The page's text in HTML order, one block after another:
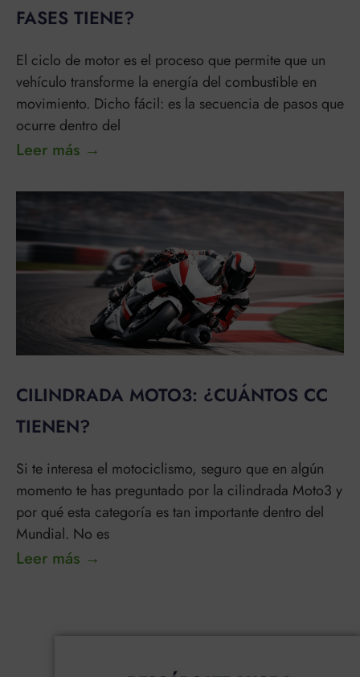
FASES TIENE?
El ciclo de motor es el proceso que permite que un
vehículo transforme la energía del combustible en
movimiento. Dicho fácil: es la secuencia de pasos que
ocurre dentro del
Leer más →
CILINDRADA MOTO3: ¿CUÁNTOS CC
TIENEN?
Si te interesa el motociclismo, seguro que en algún
momento te has preguntado por la cilindrada Moto3 y
por qué esta categoría es tan importante dentro del
Mundial. No es
Leer más →